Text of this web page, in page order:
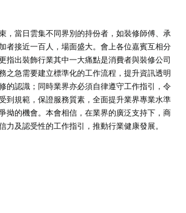
，當日雲集不同界別的持份者，如裝修師傅、承
者接近一百人，場面盛大。會上各位嘉賓互相分
指出裝飾行業其中一大痛點是消費者與裝修公司
之急需要建立標準化的工作流程，提升資訊透明
的認識；同時業界亦必須自律遵守工作指引，令
到規範，保證服務質素，全面提升業界專業水準
拗的機會。本會相信，在業界的廣泛支持下，商
力及認受性的工作指引，推動行業健康發展。